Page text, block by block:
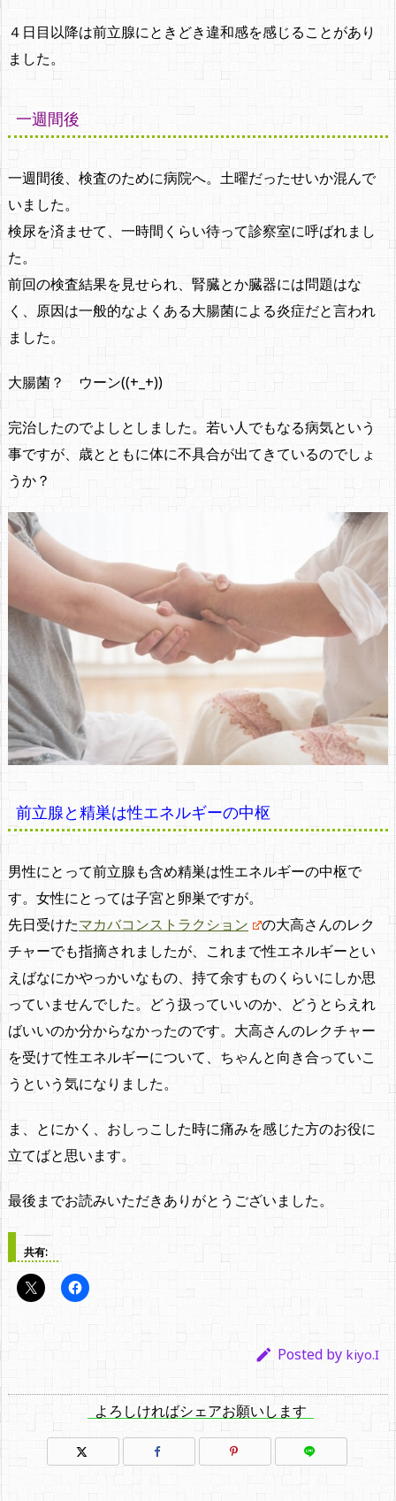
４日目以降は前立腺にときどき違和感を感じることがあり
ました。
一週間後
一週間後、検査のために病院へ。土曜だったせいか混んで
いました。
検尿を済ませて、一時間くらい待って診察室に呼ばれまし
た。
前回の検査結果を見せられ、腎臓とか臓器には問題はな
く、原因は一般的なよくある大腸菌による炎症だと言われ
ました。
大腸菌？ ウーン((+_+))
完治したのでよしとしました。若い人でもなる病気という
事ですが、歳とともに体に不具合が出てきているのでしょ
うか？
前立腺と精巣は性エネルギーの中枢
男性にとって前立腺も含め精巣は性エネルギーの中枢で
す。女性にとっては子宮と卵巣ですが。
先日受けたマカバコンストラクション
の大高さんのレク
チャーでも指摘されましたが、これまで性エネルギーとい
えばなにかやっかいなもの、持て余すものくらいにしか思
っていませんでした。どう扱っていいのか、どうとらえれ
ばいいのか分からなかったのです。大高さんのレクチャー
を受けて性エネルギーについて、ちゃんと向き合っていこ
うという気になりました。
ま、とにかく、おしっこした時に痛みを感じた方のお役に
立てばと思います。
最後までお読みいただきありがとうございました。
共有:
 Posted bykiyo.I
よろしければシェアお願いします